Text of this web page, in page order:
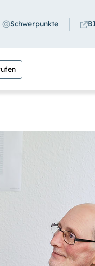
Schwerpunkte
einzustellen.
bei